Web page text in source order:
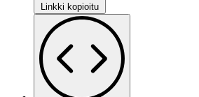
Linkki kopioitu